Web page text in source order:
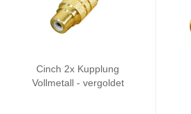
Cinch 2x Kupplung
Vollmetall - vergoldet